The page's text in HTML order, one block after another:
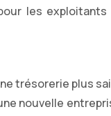
les
trésorerie plus
nouvelle